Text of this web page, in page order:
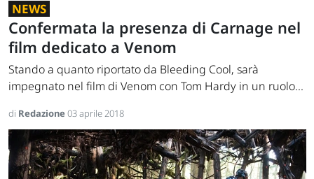
NEWS
Confermata la presenza di Carnage nel
film dedicato a Venom
Stando a quanto riportato da Bleeding Cool, sarà
impegnato nel film di Venom con Tom Hardy in un ruolo...
di Redazione03 aprile 2018